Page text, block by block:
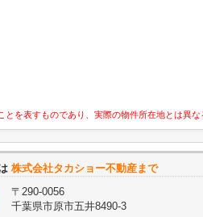
を表すものであり、実際の物件所在地とは異な
株式会社タカショー不動産まで
〒290-0056
千葉県市原市五井8490-3